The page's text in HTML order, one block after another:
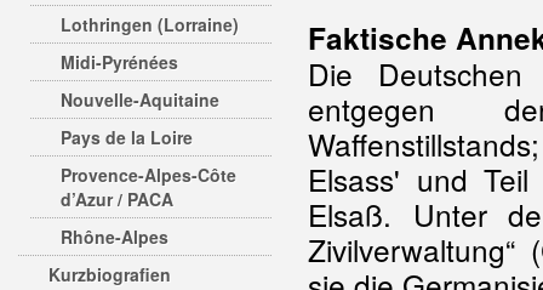
Lothringen (Lorraine)
Midi-Pyrénées
Nouvelle-Aquitaine
Pays de la Loire
Provence-Alpes-Côte
d’Azur / PACA
Rhône-Alpes
Kurzbiografien
Faktische
Die
entgegen
Elsass' und
Elsaß. Unter
Zivilverwaltung“